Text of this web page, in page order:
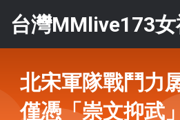
台灣MMlive173
北宋軍隊戰鬥力
僅憑「崇文抑武